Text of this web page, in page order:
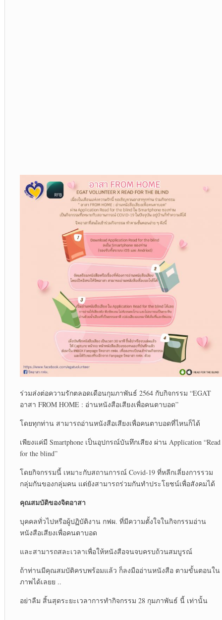
ร่วมส่งต่อความรักตลอดเดือนกุมภาพันธ์ 2564 กับกิจกรรม “EGAT
อาสา FROM HOME : อ่านหนังสือเสียงเพื่อคนตาบอด”
โดยทุกท่าน สามารถอ่านหนังสือเสียงเพื่อคนตาบอดที่ไหนก็ได้
เพียงแค่มี Smartphone เป็นอุปกรณ์บันทึกเสียง ผ่าน Application “Read
for the blind”
โดยกิจกรรมนี้ เหมาะกับสถานการณ์ Covid-19 ที่หลีกเลี่ยงการรวม
กลุ่มกันของกลุ่มคน แต่ยังสามารถร่วมกันทำประโยชน์เพื่อสังคมได้
คุณสมบัติของจิตอาสา
บุคคลทั่วไปหรือผู้ปฏิบัติงาน กฟผ. ที่มีความตั้งใจในกิจกรรมอ่าน
หนังสือเสียงเพื่อคนตาบอด
และสามารถสละเวลาเพื่อให้หนังสือจนจบครบถ้วนสมบูรณ์
ถ้าท่านมีคุณสมบัติครบพร้อมแล้ว ก็ลงมืออ่านหนังสือ ตามขั้นตอนใน
ภาพได้เลยย ..
อย่าลืม สิ้นสุดระยะเวลาการทำกิจกรรม 28 กุมภาพันธ์ นี้ เท่านั้น